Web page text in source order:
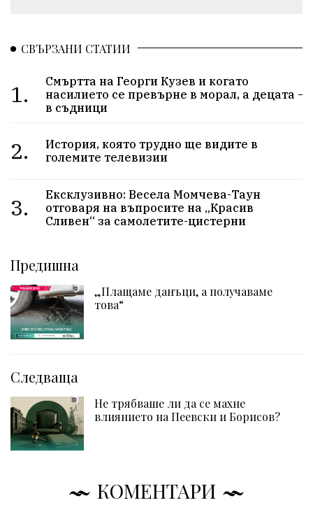
СВЪРЗАНИ СТАТИИ
1.
Смъртта на Георги Кузев и когато
насилието се превърне в морал, а децата –
в съдници
2.
История, която трудно ще видите в
големите телевизии
3.
Ексклузивно: Весела Момчева-Таун
отговаря на въпросите на „Красив
Сливен“ за самолетите-цистерни
Предишна
„Плащаме данъци, а получаваме
това“
Следваща
Не трябваше ли да се махне
влиянието на Пеевски и Борисов?
КОМЕНТАРИ